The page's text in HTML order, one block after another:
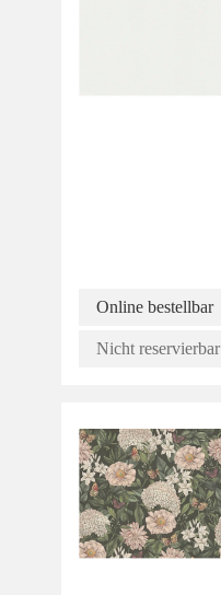
Online bestellbar
Nicht reservierbar